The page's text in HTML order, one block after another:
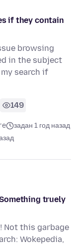
if they contain
browsing
in the subject
search if
149
задан 1 год назад
truely
Not this garbage
Wokepedia,